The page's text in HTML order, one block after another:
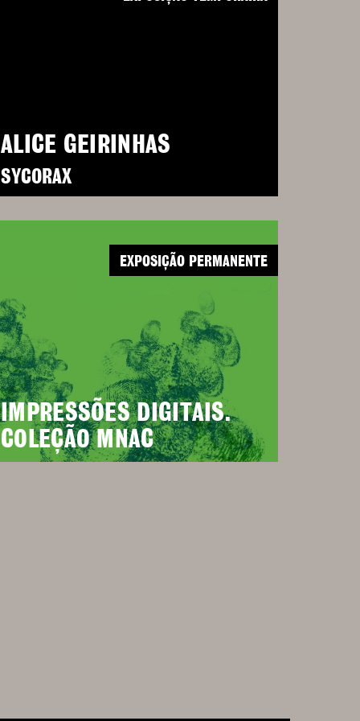
ALICE GEIRINHAS
SYCORAX
IMPRESSÕES DIGITAIS.
COLEÇÃO MNAC
EXPOSIÇÃO PERMANENTE